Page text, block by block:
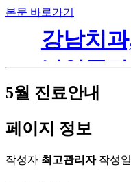
본문 바로가기
5월 진료안내
페이지 정보
작성자 최고관리자 작성일